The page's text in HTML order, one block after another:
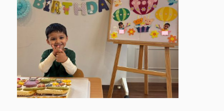
代表挨拶 ▶ おしらせ ▶
ときわ園アクセス ▶ みずほ園アクセス ▶
城北園アクセス ▶
facebook instagram お問合せ 採用情報